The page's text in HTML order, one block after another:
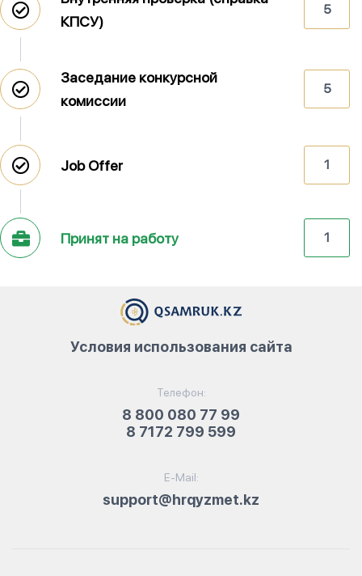
КПСУ)
5
Заседание конкурсной
комиссии
5
Job Offer 1
Принят на работу 1
Телефон:
8 800 080 77 99
8 7172 799 599
E-Mail:
support@hrqyzmet.kz
Условия использования сайта